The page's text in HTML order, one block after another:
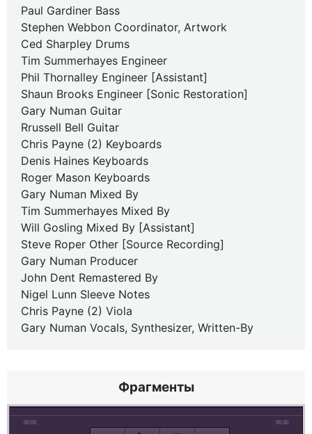
Paul Gardiner Bass
Stephen Webbon Coordinator, Artwork
Ced Sharpley Drums
Tim Summerhayes Engineer
Phil Thornalley Engineer [Assistant]
Shaun Brooks Engineer [Sonic Restoration]
Gary Numan Guitar
Rrussell Bell Guitar
Chris Payne (2) Keyboards
Denis Haines Keyboards
Roger Mason Keyboards
Gary Numan Mixed By
Tim Summerhayes Mixed By
Will Gosling Mixed By [Assistant]
Steve Roper Other [Source Recording]
Gary Numan Producer
John Dent Remastered By
Nigel Lunn Sleeve Notes
Chris Payne (2) Viola
Gary Numan Vocals, Synthesizer, Written-By
Фрагменты
00:00 00:30